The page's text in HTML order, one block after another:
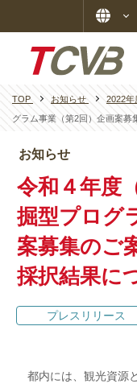
TOP お知らせ 2022年
グラム事業（第2回）企画案募
令和４年度
掘型プログ
案募集のご
採択結果に
プレスリリース
都内には、観光資源
お知らせ